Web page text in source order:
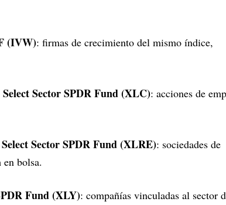
(IVW): firmas de crecimiento del mismo índice,
Sector SPDR Fund (XLC): acciones de
Sector SPDR Fund (XLRE): sociedades de
bolsa.
Fund (XLY): compañías vinculadas al sector